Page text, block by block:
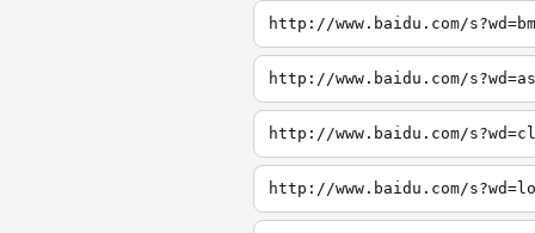
http://www.baidu.com/
http://www.baidu.com/
http://www.baidu.com/
http://www.baidu.com/